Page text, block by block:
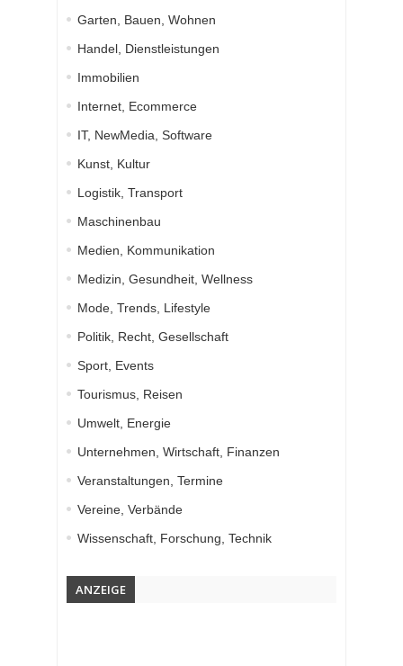
Garten, Bauen, Wohnen
Handel, Dienstleistungen
Immobilien
Internet, Ecommerce
IT, NewMedia, Software
Kunst, Kultur
Logistik, Transport
Maschinenbau
Medien, Kommunikation
Medizin, Gesundheit, Wellness
Mode, Trends, Lifestyle
Politik, Recht, Gesellschaft
Sport, Events
Tourismus, Reisen
Umwelt, Energie
Unternehmen, Wirtschaft, Finanzen
Veranstaltungen, Termine
Vereine, Verbände
Wissenschaft, Forschung, Technik
ANZEIGE